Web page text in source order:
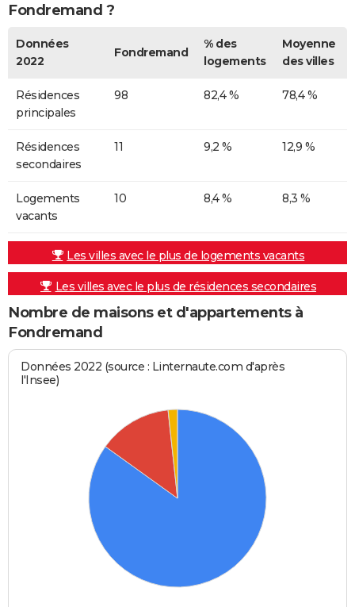
Fondremand ?
Données
2022
Fondremand
% des
logements
Moyenne
des villes
Résidences
principales
98 82,4 % 78,4 %
Résidences
secondaires
11 9,2 % 12,9 %
Logements
vacants
10 8,4 % 8,3 %
Les villes avec le plus de logements vacants
Les villes avec le plus de résidences secondaires
Nombre de maisons et d'appartements à
Fondremand
Données 2022 (source : Linternaute.com d'après
l'Insee)